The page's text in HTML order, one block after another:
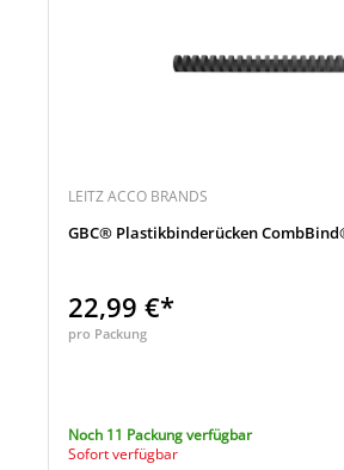
LEITZ ACCO BRANDS
GBC® Plastikbinderücken
22,99 €*
pro Packung
Noch 11 Packung verfügbar
Sofort verfügbar